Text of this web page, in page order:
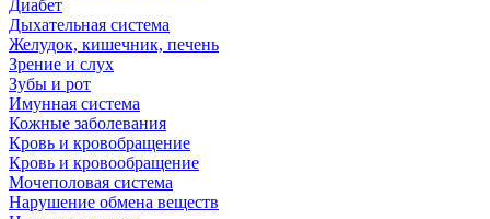
Диабет
Дыхательная система
Желудок, кишечник, печень
Зрение и слух
Зубы и рот
Имунная система
Кожные заболевания
Кровь и кровобращение
Кровь и кровообращение
Мочеполовая система
Нарушение обмена веществ